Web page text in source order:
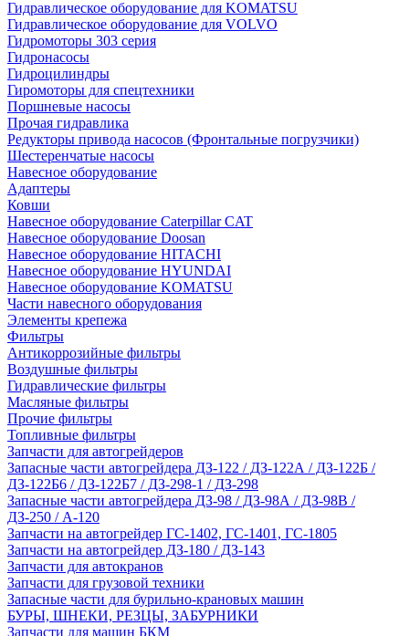
Гидравлическое оборудование для KOMATSU
Гидравлическое оборудование для VOLVO
Гидромоторы 303 серия
Гидронасосы
Гидроцилиндры
Гиромоторы для спецтехники
Поршневые насосы
Прочая гидравлика
Редукторы привода насосов (Фронтальные погрузчики)
Шестеренчатые насосы
Навесное оборудование
Адаптеры
Ковши
Навесное оборудование Caterpillar CAT
Навесное оборудование Doosan
Навесное оборудование HITACHI
Навесное оборудование HYUNDAI
Навесное оборудование KOMATSU
Части навесного оборудования
Элементы крепежа
Фильтры
Антикоррозийные фильтры
Воздушные фильтры
Гидравлические фильтры
Масляные фильтры
Прочие фильтры
Топливные фильтры
Запчасти для автогрейдеров
Запасные части автогрейдера ДЗ-122 / ДЗ-122А / ДЗ-122Б /
ДЗ-122Б6 / ДЗ-122Б7 / ДЗ-298-1 / ДЗ-298
Запасные части автогрейдера ДЗ-98 / ДЗ-98А / ДЗ-98В /
ДЗ-250 / А-120
Запчасти на автогрейдер ГС-1402, ГС-1401, ГС-1805
Запчасти на автогрейдер ДЗ-180 / ДЗ-143
Запчасти для автокранов
Запчасти для грузовой техники
Запасные части для бурильно-крановых машин
БУРЫ, ШНЕКИ, РЕЗЦЫ, ЗАБУРНИКИ
Запчасти для машин БКМ